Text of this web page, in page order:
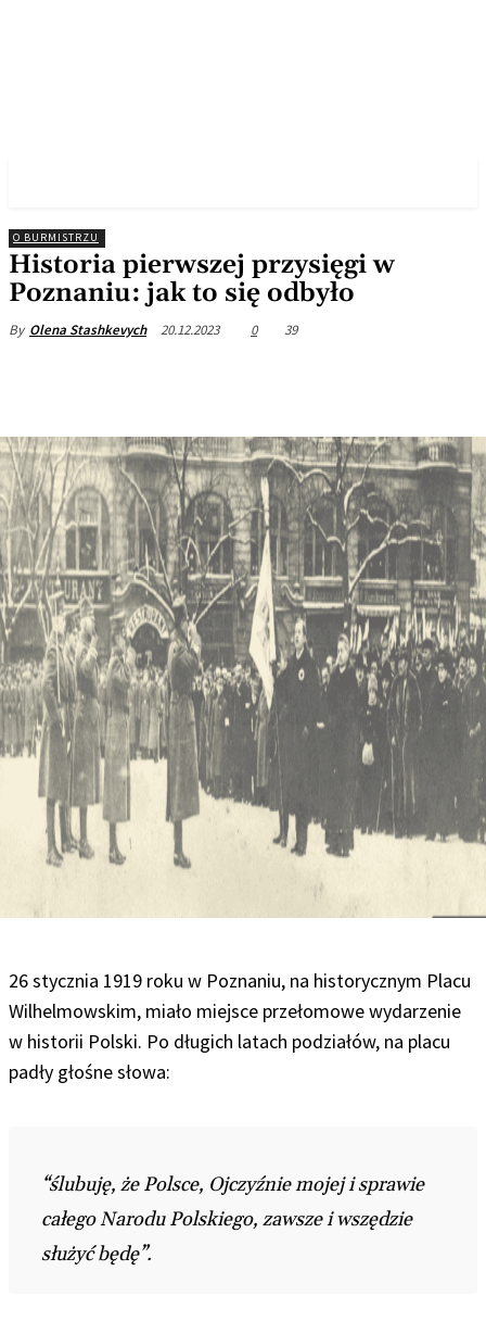
O BURMISTRZU
Historia pierwszej przysięgi w
Poznaniu: jak to się odbyło
By Olena Stashkevych 20.12.2023 0 39
26 stycznia 1919 roku w Poznaniu, na historycznym Placu
Wilhelmowskim, miało miejsce przełomowe wydarzenie
w historii Polski. Po długich latach podziałów, na placu
padły głośne słowa:
“ślubuję, że Polsce, Ojczyźnie mojej i sprawie
całego Narodu Polskiego, zawsze i wszędzie
służyć będę”.